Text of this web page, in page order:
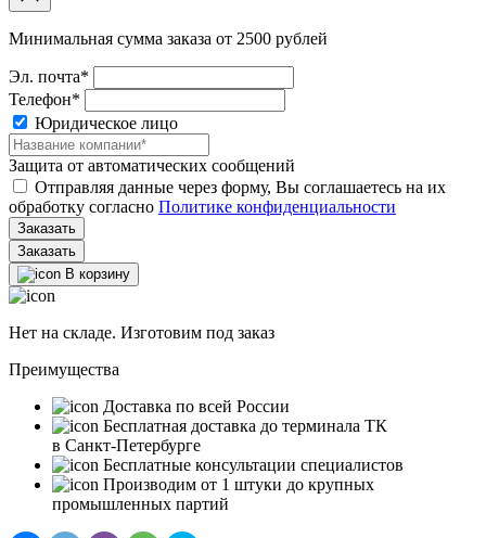
Минимальная сумма заказа от 2500 рублей
Эл. почта*
Телефон*
Юридическое лицо
Защита от автоматических сообщений
Отправляя данные через форму, Вы соглашаетесь на их
обработку согласно Политике конфиденциальности
Заказать
В корзину
Нет на складе. Изготовим под заказ
Преимущества
Доставка по всей России
Бесплатная доставка до терминала ТК
в Санкт‑Петербурге
Бесплатные консультации специалистов
Производим от 1 штуки до крупных
промышленных партий